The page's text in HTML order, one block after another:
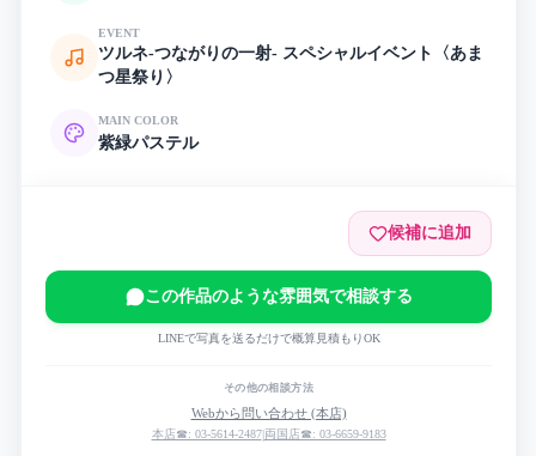
EVENT
ツルネ-つながりの一射- スペシャルイベント〈あま
つ星祭り〉
MAIN COLOR
紫緑パステル
候補に追加
この作品のような雰囲気で相談する
LINEで写真を送るだけで概算見積もりOK
その他の相談方法
Webから問い合わせ (本店)
本店☎: 03-5614-2487|両国店☎: 03-6659-9183